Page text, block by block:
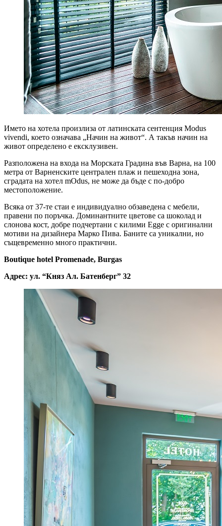
Името на хотела произлиза от латинската сентенция Modus
vivendi, което означава „Начин на живот“. А такъв начин на
живот определено е ексклузивен.
Разположена на входа на Морската Градина във Варна, на 100
метра от Варненските централен плаж и пешеходна зона,
сградата на хотел mOdus, не може да бъде с по-добро
местоположение.
Всяка от 37-те стаи е индивидуално обзаведена с мебели,
правени по поръчка. Доминантните цветове са шоколад и
слонова кост, добре подчертани с килими Egge с оригинални
мотиви на дизайнера Марко Пива. Баните са уникални, но
същевременно много практични.
Boutique hotel Promenade, Burgas
Адрес: ул. “Княз Ал. Батенберг” 32